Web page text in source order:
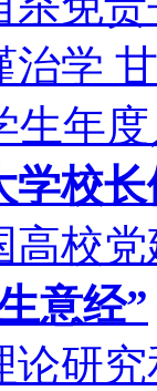
治学
生年
学校
高校
意经”
论研